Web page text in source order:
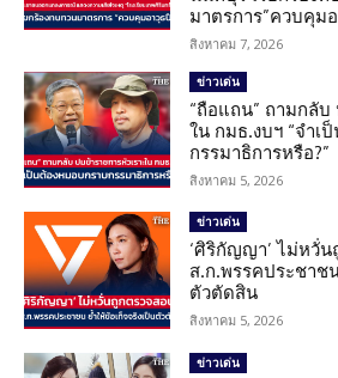
มาตรการ”ควบคุม
สิงหาคม 7, 2026
ข่าวเด่น
“ถือแถน” ถามกลับ
ใน กมธ.งบฯ “จำเ
กรรมาธิการหรือ?”
สิงหาคม 5, 2026
ข่าวเด่น
‘ศิริกัญญา’ ไม่หวั่
ส.ก.พรรคประชาช
ตัวตัดสิน
สิงหาคม 5, 2026
ข่าวเด่น